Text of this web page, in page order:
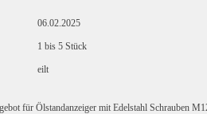
06.02.2025
1 bis 5 Stück
eilt
für Ölstandanzeiger mit Edelstahl Schrauben